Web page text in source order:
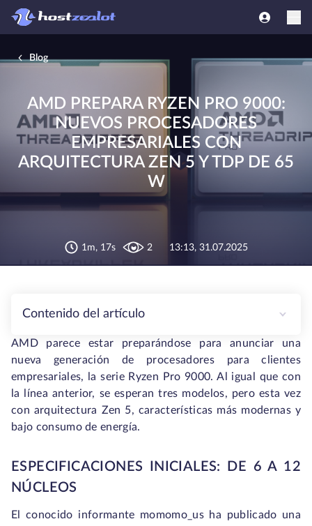
Blog
AMD PREPARA RYZEN PRO 9000:
NUEVOS PROCESADORES
EMPRESARIALES CON
ARQUITECTURA ZEN 5 Y TDP DE 65
W
1m, 17s 2 13:13, 31.07.2025
Contenido del artículo
AMD parece estar preparándose para anunciar una
nueva generación de procesadores para clientes
empresariales, la serie Ryzen Pro 9000. Al igual que con
la línea anterior, se esperan tres modelos, pero esta vez
con arquitectura Zen 5, características más modernas y
bajo consumo de energía.
ESPECIFICACIONES INICIALES: DE 6 A 12
NÚCLEOS
El conocido informante momomo_usha publicado una